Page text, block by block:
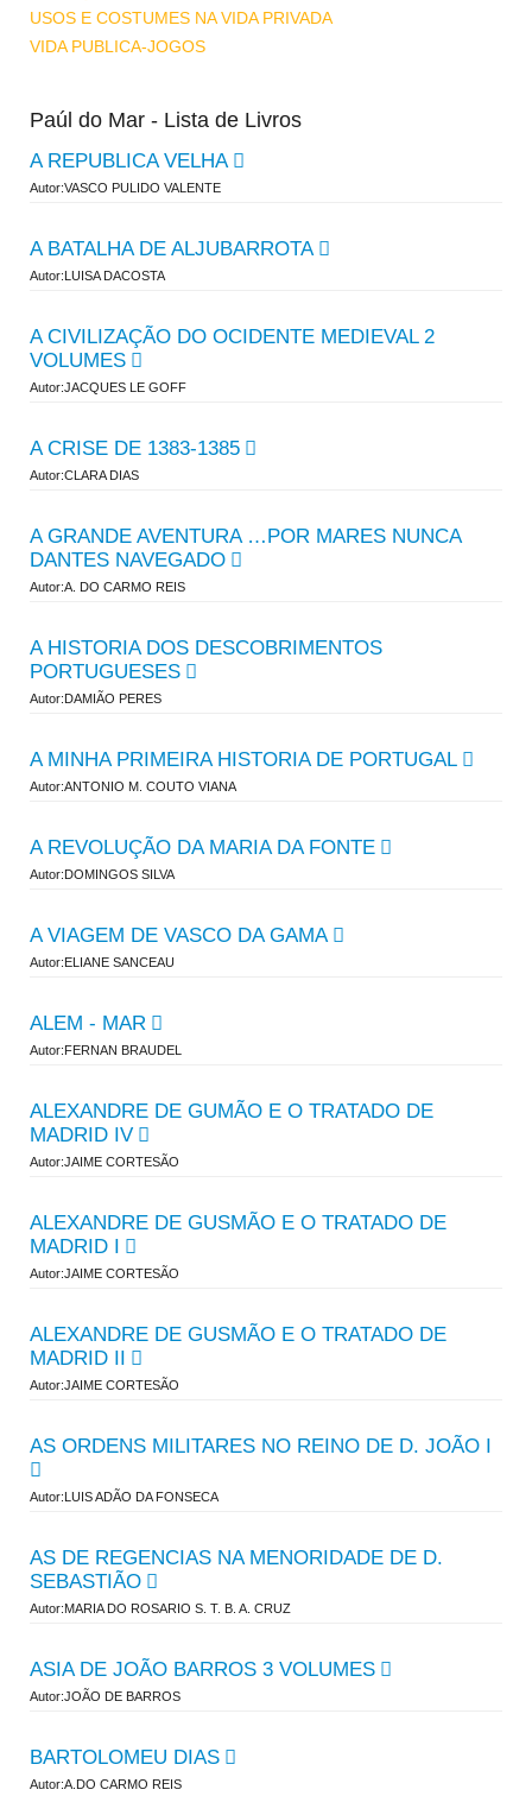
USOS E COSTUMES NA VIDA PRIVADA
VIDA PUBLICA-JOGOS
Paúl do Mar - Lista de Livros
A REPUBLICA VELHA
Autor:VASCO PULIDO VALENTE
A BATALHA DE ALJUBARROTA
Autor:LUISA DACOSTA
A CIVILIZAÇÃO DO OCIDENTE MEDIEVAL 2
VOLUMES
Autor:JACQUES LE GOFF
A CRISE DE 1383-1385
Autor:CLARA DIAS
A GRANDE AVENTURA …POR MARES NUNCA
DANTES NAVEGADO
Autor:A. DO CARMO REIS
A HISTORIA DOS DESCOBRIMENTOS
PORTUGUESES
Autor:DAMIÃO PERES
A MINHA PRIMEIRA HISTORIA DE PORTUGAL
Autor:ANTONIO M. COUTO VIANA
A REVOLUÇÃO DA MARIA DA FONTE
Autor:DOMINGOS SILVA
A VIAGEM DE VASCO DA GAMA
Autor:ELIANE SANCEAU
ALEM - MAR
Autor:FERNAN BRAUDEL
ALEXANDRE DE GUMÃO E O TRATADO DE
MADRID IV
Autor:JAIME CORTESÃO
ALEXANDRE DE GUSMÃO E O TRATADO DE
MADRID I
Autor:JAIME CORTESÃO
ALEXANDRE DE GUSMÃO E O TRATADO DE
MADRID II
Autor:JAIME CORTESÃO
AS ORDENS MILITARES NO REINO DE D. JOÃO I
Autor:LUIS ADÃO DA FONSECA
AS DE REGENCIAS NA MENORIDADE DE D.
SEBASTIÃO
Autor:MARIA DO ROSARIO S. T. B. A. CRUZ
ASIA DE JOÃO BARROS 3 VOLUMES
Autor:JOÃO DE BARROS
BARTOLOMEU DIAS
Autor:A.DO CARMO REIS